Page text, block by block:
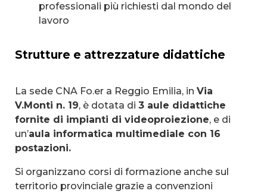
professionali più richiesti dal mondo del
lavoro
Strutture e attrezzature didattiche
La sede CNA Fo.er a Reggio Emilia, in Via
V.Monti n. 19, è dotata di 3 aule didattiche
fornite di impianti di videoproiezione, e di
un’aula informatica multimediale con 16
postazioni.
Si organizzano corsi di formazione anche sul
territorio provinciale grazie a convenzioni